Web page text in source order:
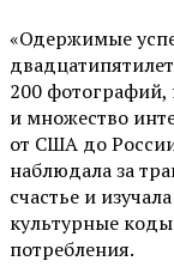
«Одержимые
200
и множество
от США до
наблюдала за
счастье и
культурные
потребления.